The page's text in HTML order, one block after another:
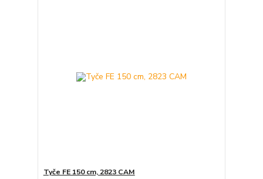
Tyče FE 150 cm, 2823 CAM